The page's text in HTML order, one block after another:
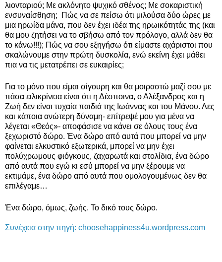
λιονταριού; Με ακλόνητο ψυχικό σθένος; Με σοκαριστική
ενσυναίσθηση; Πώς να σε πείσω ότι μιλούσα δύο ώρες με
μια ηρωίδα μάνα, που δεν έχει ιδέα της ηρωικότητάς της (και
θα μου ζητήσει να το σβήσω από τον πρόλογο, αλλά δεν θα
το κάνω!!!); Πώς να σου εξηγήσω ότι είμαστε αχάριστοι που
σκαλώνουμε στην πρώτη δυσκολία, ενώ εκείνη έχει μάθει
πια να τις μετατρέπει σε ευκαιρίες;
Για το μόνο που είμαι σίγουρη και θα μοιραστώ μαζί σου με
πάσα ειλικρίνεια είναι ότι η Δέσποινα, ο Αλέξανδρος και η
Ζωή δεν είναι τυχαία παιδιά της Ιωάννας και του Μάνου. Λες
και κάποια ανώτερη δύναμη- επίτρεψέ μου για μένα να
λέγεται «Θεός»- αποφάσισε να κάνει σε όλους τους ένα
ξεχωριστό δώρο. Ένα δώρο από αυτά που μπορεί να μην
φαίνεται ελκυστικό εξωτερικά, μπορεί να μην έχει
πολύχρωμους φιόγκους, ζαχαρωτά και στολίδια, ένα δώρο
από αυτά που εγώ κι εσύ μπορεί να μην ξέρουμε να
εκτιμάμε, ένα δώρο από αυτά που ομολογουμένως δεν θα
επιλέγαμε…
Ένα δώρο, όμως, ζωής. Το δικό τους δώρο.
Συνέχεια στην πηγή: choosehappiness4u.wordpress.com